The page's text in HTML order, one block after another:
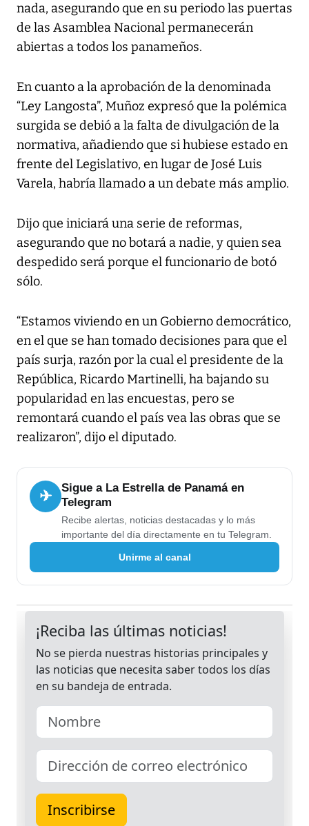
nada, asegurando que en su periodo las puertas
de las Asamblea Nacional permanecerán
abiertas a todos los panameños.
En cuanto a la aprobación de la denominada
“Ley Langosta”, Muñoz expresó que la polémica
surgida se debió a la falta de divulgación de la
normativa, añadiendo que si hubiese estado en
frente del Legislativo, en lugar de José Luis
Varela, habría llamado a un debate más amplio.
Dijo que iniciará una serie de reformas,
asegurando que no botará a nadie, y quien sea
despedido será porque el funcionario de botó
sólo.
“Estamos viviendo en un Gobierno democrático,
en el que se han tomado decisiones para que el
país surja, razón por la cual el presidente de la
República, Ricardo Martinelli, ha bajando su
popularidad en las encuestas, pero se
remontará cuando el país vea las obras que se
realizaron”, dijo el diputado.
✈
Sigue a La Estrella de Panamá en
Telegram
Recibe alertas, noticias destacadas y lo más
importante del día directamente en tu Telegram.
Unirme al canal